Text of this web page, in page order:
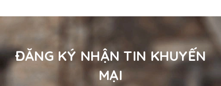
ĐĂNG KÝ NHẬN TIN KHUYẾN
MẠI